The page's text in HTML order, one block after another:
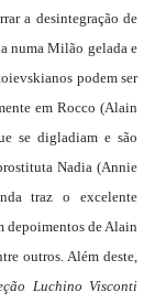
a desintegração de
numa Milão gelada e
podem ser
em Rocco (Alain
se digladiam e são
Nadia (Annie
traz o excelente
depoimentos de Alain
outros. Além deste,
Luchino Visconti